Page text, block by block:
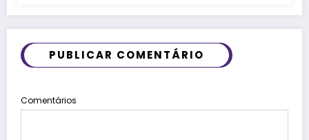
PUBLICAR COMENTÁRIO
Comentários